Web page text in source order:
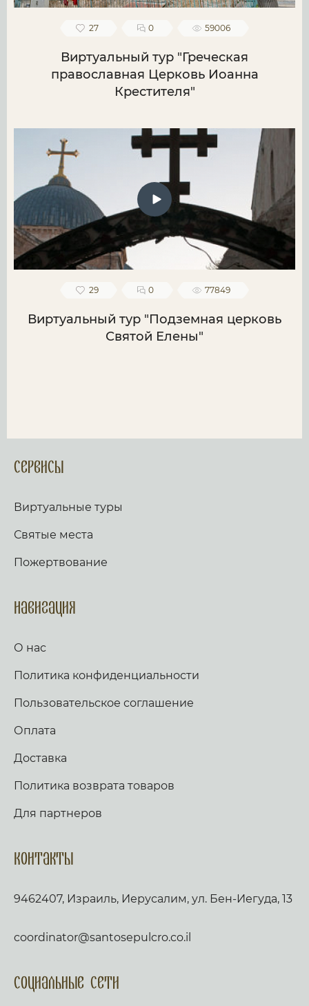
27 0 59006
Виртуальный тур "Греческая
православная Церковь Иоанна
Крестителя"
29 0 77849
Виртуальный тур "Подземная церковь
Святой Елены"
Сервисы
Виртуальные туры
Святые места
Пожертвование
Навигация
О нас
Политика конфиденциальности
Пользовательское соглашение
Оплата
Доставка
Политика возврата товаров
Для партнеров
Контакты
9462407, Израиль, Иерусалим, ул. Бен-Иегуда, 13
coordinator@santosepulcro.co.il
Социальные сети